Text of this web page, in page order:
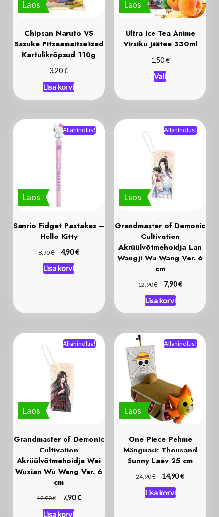
Laos
Chipsan Naruto VS
Sasuke Pitsaamaitselised
Kartulikrõpsud 110g
3,20€
Lisa korvi
Laos
Ultra Ice Tea Anime
Virsiku Jäätee 330ml
1,50€
Vali
Laos
Allahindlus!
Sanrio Fidget Pastakas –
Hello Kitty
8,90€ 4,90€
Lisa korvi
Laos
Allahindlus!
Grandmaster of Demonic
Cultivation
Akrüülvõtmehoidja Lan
Wangji Wu Wang Ver. 6
cm
12,90€ 7,90€
Lisa korvi
Laos
Allahindlus!
Grandmaster of Demonic
Cultivation
Akrüülvõtmehoidja Wei
Wuxian Wu Wang Ver. 6
cm
12,90€ 7,90€
Lisa korvi
Laos
Allahindlus!
One Piece Pehme
Mänguasi: Thousand
Sunny Laev 25 cm
24,90€ 14,90€
Lisa korvi